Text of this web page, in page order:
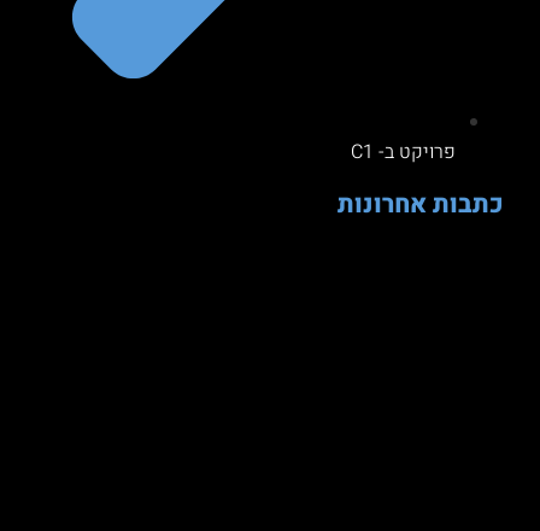
פרויקט ב- C1
כתבות אחרונות